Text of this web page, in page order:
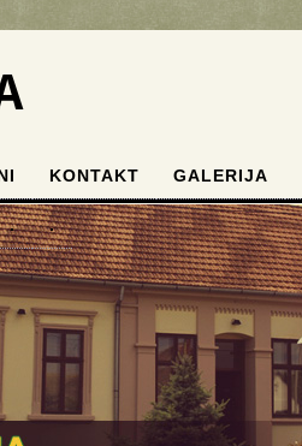
KONTAKT GALERIJA
. .